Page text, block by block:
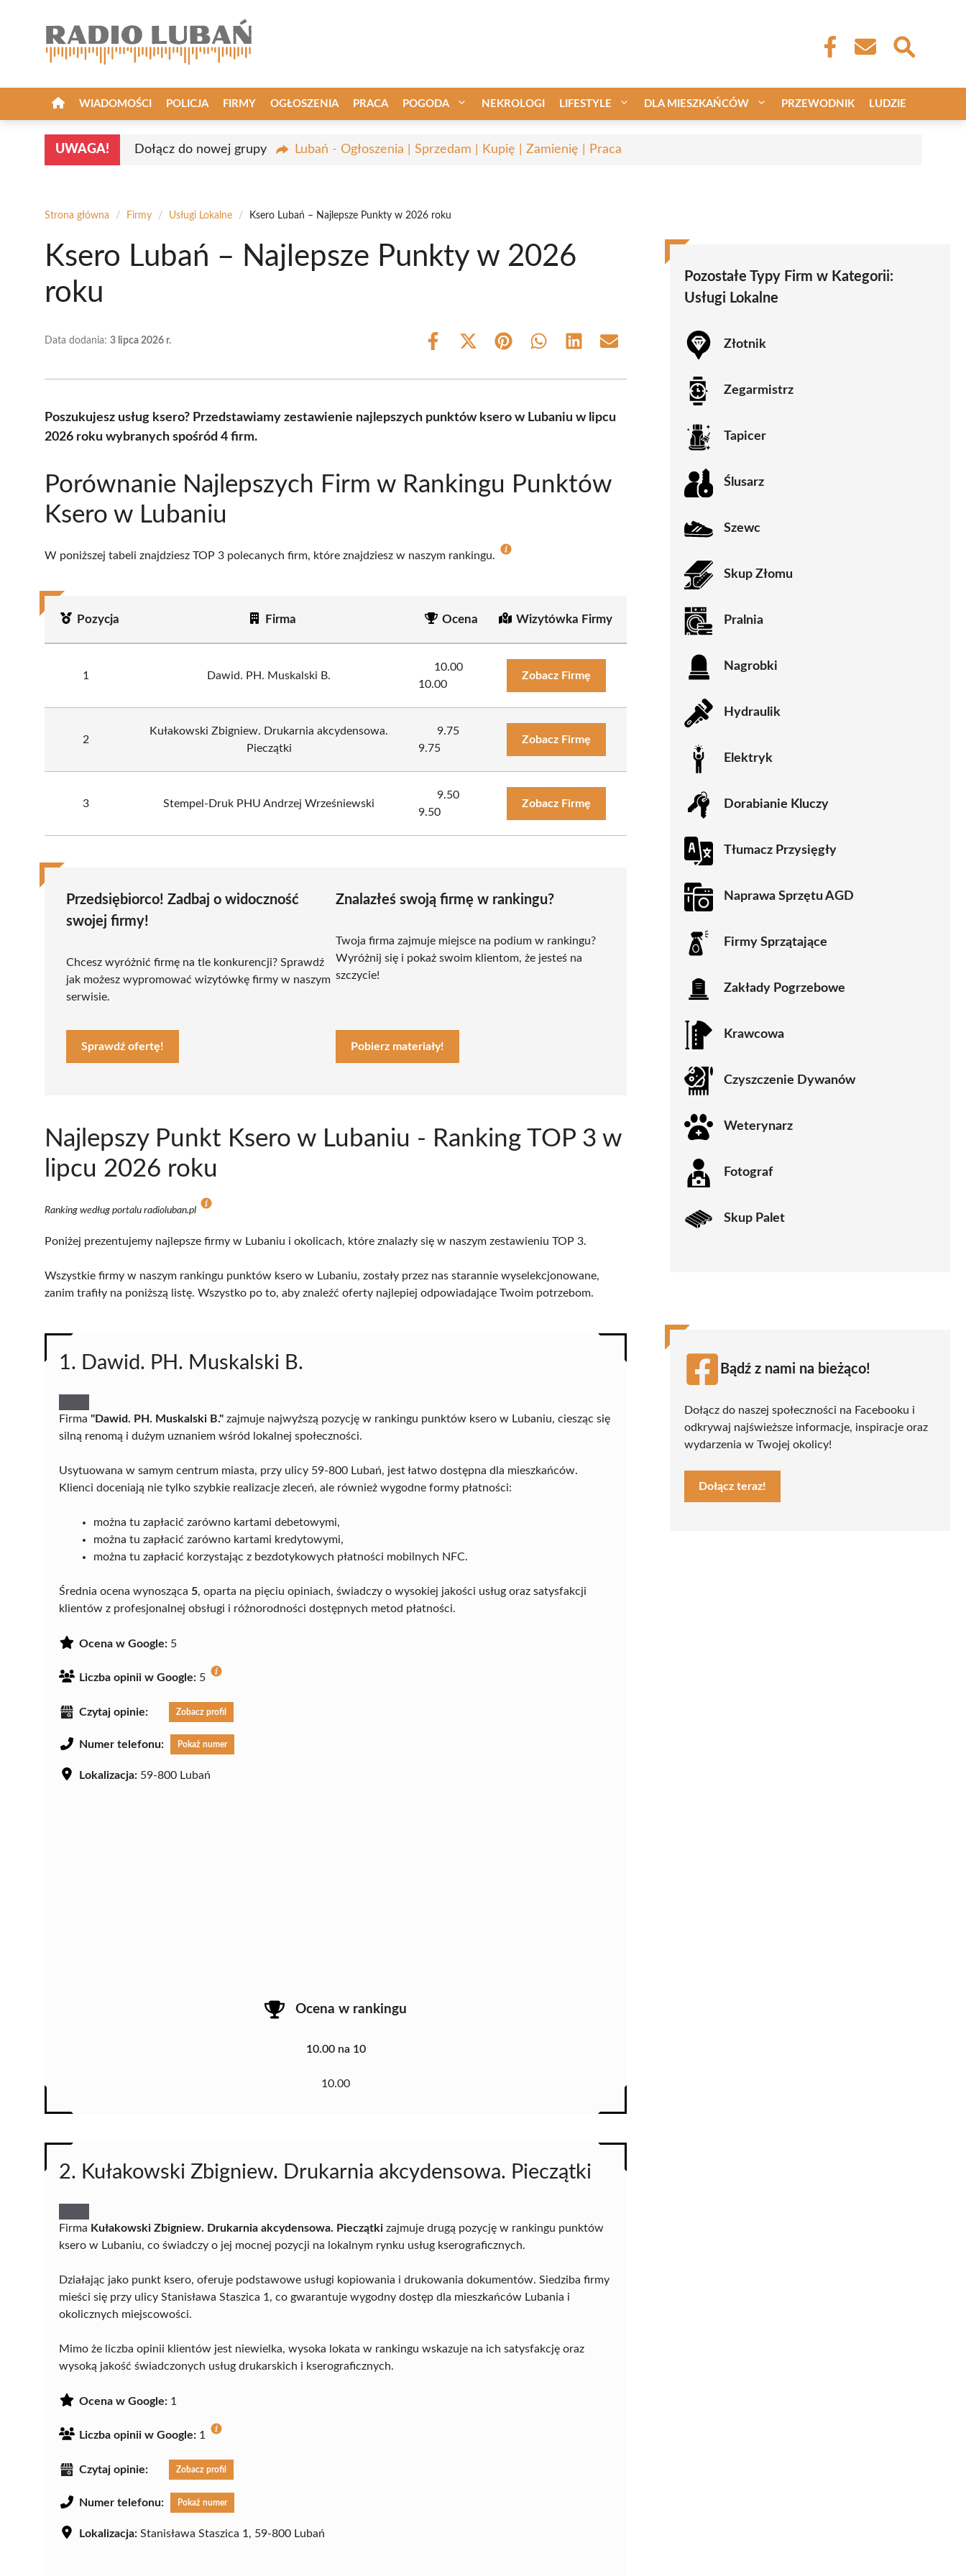
WIADOMOŚCI POLICJA FIRMY OGŁOSZENIA PRACA POGODA NEKROLOGI LIFESTYLE DLA MIESZKAŃCÓW PRZEWODNIK LUDZIE
UWAGA! Dołącz do nowej grupy Lubań - Ogłoszenia | Sprzedam | Kupię | Zamienię | Praca
Strona główna / Firmy / Usługi Lokalne / Ksero Lubań – Najlepsze Punkty w 2026 roku
Ksero Lubań – Najlepsze Punkty w 2026
roku
Data dodania: 3 lipca 2026 r.
Share
Share
(Twitter)
Share Share Share Share
Poszukujesz usług ksero? Przedstawiamy zestawienie najlepszych punktów ksero w Lubaniu w lipcu
2026 roku wybranych spośród 4 firm.
Porównanie Najlepszych Firm w Rankingu Punktów
Ksero w Lubaniu
W poniższej tabeli znajdziesz TOP 3 polecanych firm, które znajdziesz w naszym rankingu.
Pozycja Firma Ocena Wizytówka Firmy
1 Dawid. PH. Muskalski B.
10.00
10.00
Zobacz Firmę
2
Kułakowski Zbigniew. Drukarnia akcydensowa.
Pieczątki
9.75
9.75
Zobacz Firmę
3 Stempel-Druk PHU Andrzej Wrześniewski
9.50
9.50
Zobacz Firmę
Przedsiębiorco! Zadbaj o widoczność
swojej firmy!
Chcesz wyróżnić firmę na tle konkurencji? Sprawdź
jak możesz wypromować wizytówkę firmy w naszym
serwisie.
Sprawdź ofertę!
Znalazłeś swoją firmę w rankingu?
Twoja firma zajmuje miejsce na podium w rankingu?
Wyróżnij się i pokaż swoim klientom, że jesteś na
szczycie!
Pobierz materiały!
Najlepszy Punkt Ksero w Lubaniu - Ranking TOP 3 w
lipcu 2026 roku
Ranking według portalu radioluban.pl
Poniżej prezentujemy najlepsze firmy w Lubaniu i okolicach, które znalazły się w naszym zestawieniu TOP 3.
Wszystkie firmy w naszym rankingu punktów ksero w Lubaniu, zostały przez nas starannie wyselekcjonowane,
zanim trafiły na poniższą listę. Wszystko po to, aby znaleźć oferty najlepiej odpowiadające Twoim potrzebom.
1. Dawid. PH. Muskalski B.
Firma "Dawid. PH. Muskalski B." zajmuje najwyższą pozycję w rankingu punktów ksero w Lubaniu, ciesząc się
silną renomą i dużym uznaniem wśród lokalnej społeczności.
Usytuowana w samym centrum miasta, przy ulicy 59-800 Lubań, jest łatwo dostępna dla mieszkańców.
Klienci doceniają nie tylko szybkie realizacje zleceń, ale również wygodne formy płatności:
można tu zapłacić zarówno kartami debetowymi,
można tu zapłacić zarówno kartami kredytowymi,
można tu zapłacić korzystając z bezdotykowych płatności mobilnych NFC.
Średnia ocena wynosząca 5, oparta na pięciu opiniach, świadczy o wysokiej jakości usług oraz satysfakcji
klientów z profesjonalnej obsługi i różnorodności dostępnych metod płatności.
Ocena w Google: 5
Liczba opinii w Google: 5
Czytaj opinie: Zobacz profil
Numer telefonu: Pokaż numer
Lokalizacja: 59-800 Lubań
Ocena w rankingu
10.00 na 10
10.00
2. Kułakowski Zbigniew. Drukarnia akcydensowa. Pieczątki
Firma Kułakowski Zbigniew. Drukarnia akcydensowa. Pieczątki zajmuje drugą pozycję w rankingu punktów
ksero w Lubaniu, co świadczy o jej mocnej pozycji na lokalnym rynku usług kserograficznych.
Działając jako punkt ksero, oferuje podstawowe usługi kopiowania i drukowania dokumentów. Siedziba firmy
mieści się przy ulicy Stanisława Staszica 1, co gwarantuje wygodny dostęp dla mieszkańców Lubania i
okolicznych miejscowości.
Mimo że liczba opinii klientów jest niewielka, wysoka lokata w rankingu wskazuje na ich satysfakcję oraz
wysoką jakość świadczonych usług drukarskich i kserograficznych.
Ocena w Google: 1
Liczba opinii w Google: 1
Czytaj opinie: Zobacz profil
Numer telefonu: Pokaż numer
Lokalizacja: Stanisława Staszica 1, 59-800 Lubań
Pozostałe Typy Firm w Kategorii:
Usługi Lokalne
Złotnik
Zegarmistrz
Tapicer
Ślusarz
Szewc
Skup Złomu
Pralnia
Nagrobki
Hydraulik
Elektryk
Dorabianie Kluczy
Tłumacz Przysięgły
Naprawa Sprzętu AGD
Firmy Sprzątające
Zakłady Pogrzebowe
Krawcowa
Czyszczenie Dywanów
Weterynarz
Fotograf
Skup Palet
Bądź z nami na bieżąco!
Dołącz do naszej społeczności na Facebooku i
odkrywaj najświeższe informacje, inspiracje oraz
wydarzenia w Twojej okolicy!
Dołącz teraz!